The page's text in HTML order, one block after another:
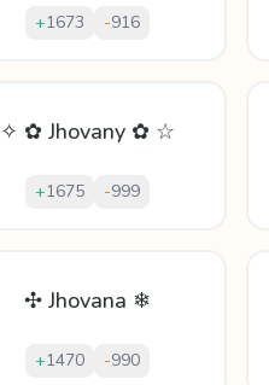
+1673 -916
✧ ✿ Jhovany ✿ ☆
+1675 -999
✣ Jhovana ❄
+1470 -990